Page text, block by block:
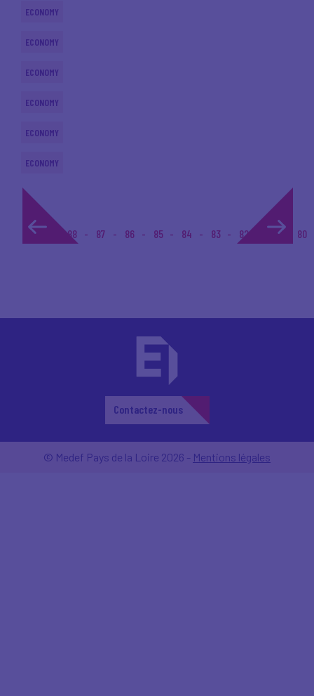
ECONOMY
ECONOMY
ECONOMY
ECONOMY
ECONOMY
ECONOMY
1... 88 87 86 85 84 83 82 80
Contactez-nous
© Medef Pays de la Loire 2026 - Mentions légales